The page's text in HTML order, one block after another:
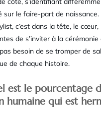
sur le faire-part de
c’est dans la tête, le cœur,
de s’inviter à la
besoin de se tromper de
de chaque histoire.
est le pourcentage
humaine qui est